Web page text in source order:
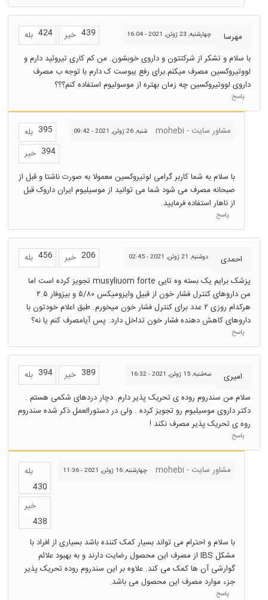
مهرسا چهارشنبه, 23 ژوئن, 2021 - 16:04 بله 424 خیر 439
با سلام و تشکر از شرکتتون و داروی خوبشون. من کم کاری تیروئید دارم و
لووتیروکسین مصرف میکنم.برای رفع یبوست ک دارم با توجه ب مصرف
داروی لووتیروکسین چه زمان بهتره از موسولیوم استفاده کنم؟؟؟
پاسخ
مشاور سایت - mohebi شنبه, 26 ژوئن, 2021 - 09:42 بله 395
خیر 394
با سلام به شما کاربر گرامی لوتیروکسین معمولا به صورت ناشتا و قبل از
صبحانه مصرف می شود شما می توانید از موسیلیوم ایران داروک قبل
از ناهار استفاده فرمایید.
پاسخ
احمدی دوشنبه, 21 ژوئن, 2021 - 02:45 بله 456 خیر 206
پزشک برایم یک بسته وه تایی musyliuom forte تجویز کرده است اما
من داروهای کنترل فشار خون از قبیل وایزومیکس ۵/۸۰ و بیزوفار ۲.۵
هرکدام روزی ۲ عدد برای کنترل فشار خون میخورم. طبق اعلام خودتون با
داروهای کاهش دهنده فشار خون تداخل دارد. پس آیامصرف کنم یا نه؟
پاسخ
امیری سه‌شنبه, 15 ژوئن, 2021 - 16:32 بله 394 خیر 389
سلام من سندروم روده ی تحریک پذیر دارم. دچار دردهای شکمی هستم .
دکتر داروی موسیلیوم رو تجویز کرده . ولی در دستورالعمل ذکر شده سندروم
روه ی تحریک پذیر مصرف نکند !
پاسخ
مشاور سایت - mohebi چهارشنبه, 16 ژوئن, 2021 - 11:36
بله
430
خیر
438
با سلام و احترام می تواند بسیار کمک کننده باشد بسیاری از افراد با
مشکل IBS از مصرف این محصول رضایت دارند و به بهبود علائم
گوارشی آن ها کمک می کند. علاوه بر این سندروم روده تحریک پذیر
جزء موارد مصرف این محصول می باشد.
پاسخ